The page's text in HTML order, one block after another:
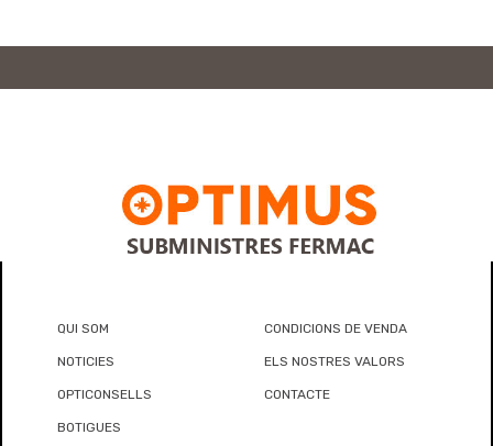
QUI SOM CONDICIONS DE VENDA
NOTICIES ELS NOSTRES VALORS
OPTICONSELLS CONTACTE
BOTIGUES